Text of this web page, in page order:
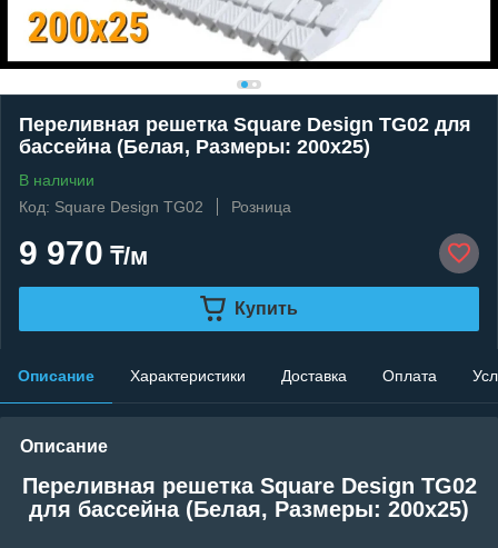
Переливная решетка Square Design TG02 для
бассейна (Белая, Размеры: 200x25)
В наличии
Код: Square Design TG02
Розница
9 970 ₸/м
Купить
Описание Характеристики Доставка Оплата
Описание
Переливная решетка Square Design TG02
для бассейна (Белая, Размеры: 200x25)